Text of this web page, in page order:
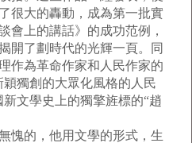
很大的轟動，成為第一批實
會上的講話》的成功范例，
開了劃時代的光輝一頁。同
作為革命作家和人民作家的
獨創的大眾化風格的人民
文學史上的獨擎旌標的“趙
的，他用文學的形式，生